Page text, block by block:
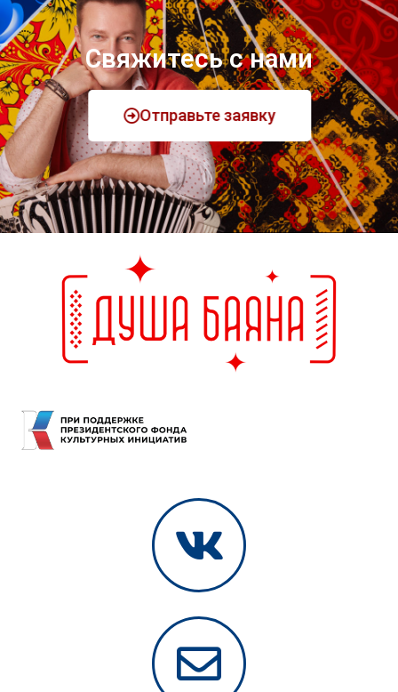
Свяжитесь с нами
Отправьте заявку